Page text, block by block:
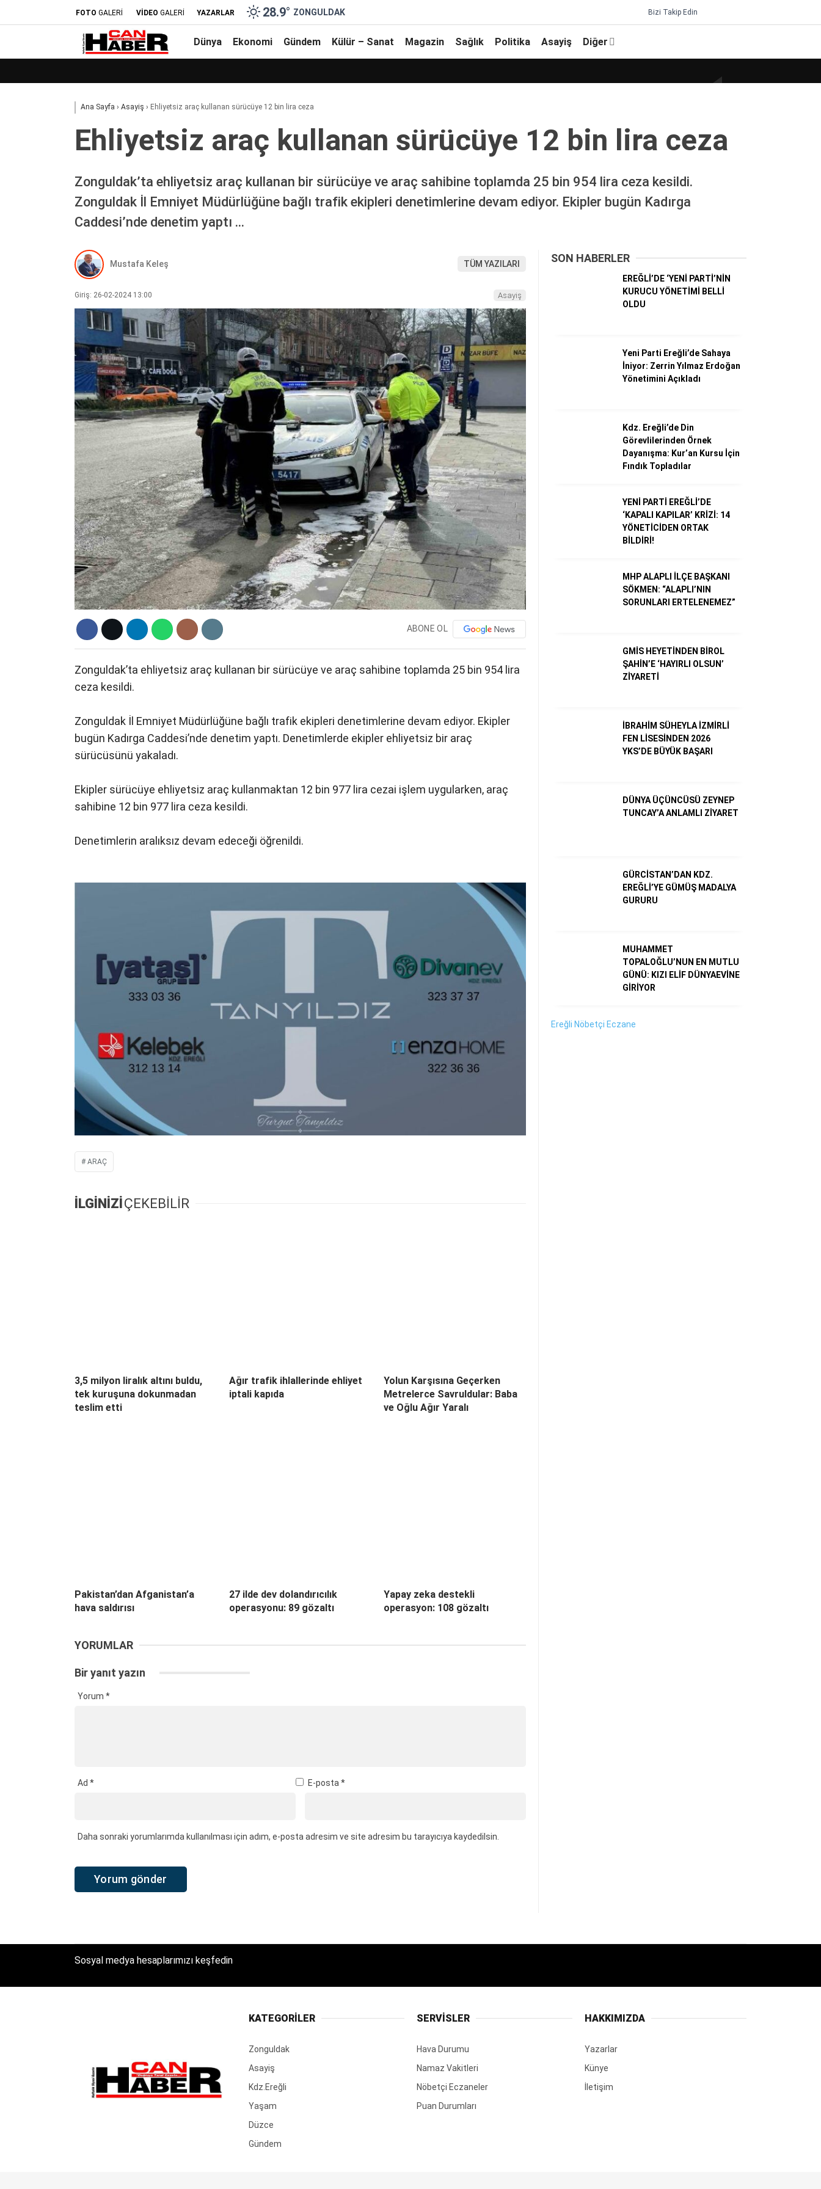
Gündem
Külür – Sanat
Sağlık
Politika
Diğer
FOTO GALERİ VİDEO GALERİ YAZARLAR 28.9° ZONGULDAK Bizi Takip Edin
Dünya Ekonomi Gündem Külür – Sanat Magazin Sağlık Politika Asayiş Diğer
Ana Sayfa › Asayiş › Ehliyetsiz araç kullanan sürücüye 12 bin lira ceza
Ehliyetsiz araç kullanan sürücüye 12 bin lira ceza
Zonguldak’ta ehliyetsiz araç kullanan bir sürücüye ve araç sahibine toplamda 25 bin 954 lira ceza kesildi.
Zonguldak İl Emniyet Müdürlüğüne bağlı trafik ekipleri denetimlerine devam ediyor. Ekipler bugün Kadırga
Caddesi’nde denetim yaptı …
Mustafa Keleş TÜM YAZILARI
Giriş: 26-02-2024 13:00 Asayiş
ABONE OL
Zonguldak’ta ehliyetsiz araç kullanan bir sürücüye ve araç sahibine toplamda 25 bin 954 lira
ceza kesildi.
Zonguldak İl Emniyet Müdürlüğüne bağlı trafik ekipleri denetimlerine devam ediyor. Ekipler
bugün Kadırga Caddesi’nde denetim yaptı. Denetimlerde ekipler ehliyetsiz bir araç
sürücüsünü yakaladı.
Ekipler sürücüye ehliyetsiz araç kullanmaktan 12 bin 977 lira cezai işlem uygularken, araç
sahibine 12 bin 977 lira ceza kesildi.
Denetimlerin aralıksız devam edeceği öğrenildi.
ARAÇ
İLGİNİZİÇEKEBİLİR
3,5 milyon liralık altını buldu,
tek kuruşuna dokunmadan
teslim etti
Ağır trafik ihlallerinde ehliyet
iptali kapıda
Yolun Karşısına Geçerken
Metrelerce Savruldular: Baba
ve Oğlu Ağır Yaralı
Pakistan’dan Afganistan’a
hava saldırısı
27 ilde dev dolandırıcılık
operasyonu: 89 gözaltı
Yapay zeka destekli
operasyon: 108 gözaltı
YORUMLAR
Bir yanıt yazın
Yorum *
Ad * E-posta*
Daha sonraki yorumlarımda kullanılması için adım, e-posta adresim ve site adresim bu tarayıcıya kaydedilsin.
SON HABERLER
EREĞLİ’DE ‘YENİ PARTİ’NİN
KURUCU YÖNETİMİ BELLİ
OLDU
Yeni Parti Ereğli’de Sahaya
İniyor: Zerrin Yılmaz Erdoğan
Yönetimini Açıkladı
Kdz. Ereğli’de Din
Görevlilerinden Örnek
Dayanışma: Kur’an Kursu İçin
Fındık Topladılar
YENİ PARTİ EREĞLİ’DE
‘KAPALI KAPILAR’ KRİZİ: 14
YÖNETİCİDEN ORTAK
BİLDİRİ!
MHP ALAPLI İLÇE BAŞKANI
SÖKMEN: “ALAPLI’NIN
SORUNLARI ERTELENEMEZ”
GMİS HEYETİNDEN BİROL
ŞAHİN’E ‘HAYIRLI OLSUN’
ZİYARETİ
İBRAHİM SÜHEYLA İZMİRLİ
FEN LİSESİNDEN 2026
YKS’DE BÜYÜK BAŞARI
DÜNYA ÜÇÜNCÜSÜ ZEYNEP
TUNCAY’A ANLAMLI ZİYARET
GÜRCİSTAN’DAN KDZ.
EREĞLİ’YE GÜMÜŞ MADALYA
GURURU
MUHAMMET
TOPALOĞLU’NUN EN MUTLU
GÜNÜ: KIZI ELİF DÜNYAEVİNE
GİRİYOR
Ereğli Nöbetçi Eczane
Sosyal medya hesaplarımızı keşfedin
KATEGORİLER
Zonguldak
Asayiş
Kdz.Ereğli
Yaşam
Düzce
Gündem
SERVİSLER
Hava Durumu
Namaz Vakitleri
Nöbetçi Eczaneler
Puan Durumları
HAKKIMIZDA
Yazarlar
Künye
İletişim